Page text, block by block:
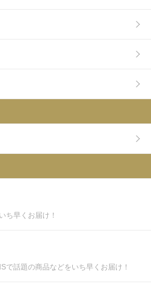
ち早くお届け！
で話題の商品などをいち早くお届け！